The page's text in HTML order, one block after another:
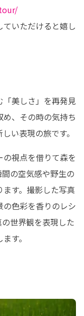
いただけると嬉し
美しさ」を再発見
、その時の気持ち
い表現の旅です。
視点を借りて森を
の空気感や野生の
す。撮影した写真
色彩を香りのレシ
世界観を表現した
す。